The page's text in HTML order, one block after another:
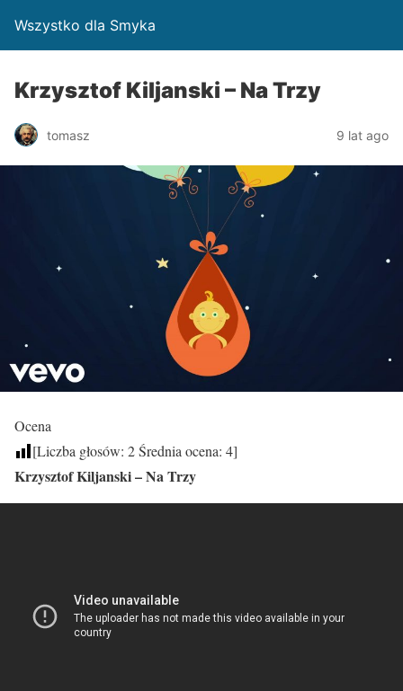
Wszystko dla Smyka
Krzysztof Kiljanski – Na Trzy
tomasz 9 lat ago
Ocena
[Liczba głosów: 2Średnia ocena: 4]
Krzysztof Kiljanski – Na Trzy